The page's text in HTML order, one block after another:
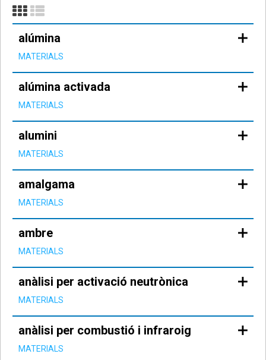
alúmina
MATERIALS
alúmina activada
MATERIALS
alumini
MATERIALS
amalgama
MATERIALS
ambre
MATERIALS
anàlisi per activació neutrònica
MATERIALS
anàlisi per combustió i infraroig
MATERIALS